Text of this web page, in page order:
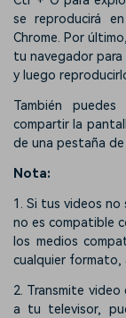
se reproducirá
Chrome. Por
tu navegador para
y luego
También
compartir la
de una pestaña de
Nota:
1. Si tus videos
no es compatible
los medios
cualquier formato,
2. Transmite
a tu televisor,